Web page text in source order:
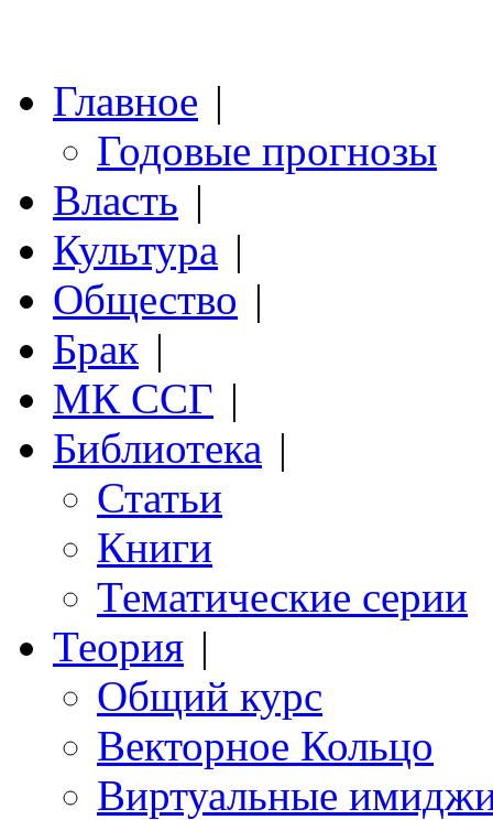
Главное |
Годовые прогнозы
Власть |
Культура |
Общество |
Брак |
МК ССГ |
Библиотека |
Статьи
Книги
Тематические серии
Теория |
Общий курс
Векторное Кольцо
Виртуальные